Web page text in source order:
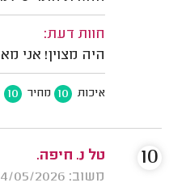
חוות דעת:
היה מצוין! אני
איכות 10 מחיר 10
טל נ. חיפה.
משוב: 04/05/2026
10